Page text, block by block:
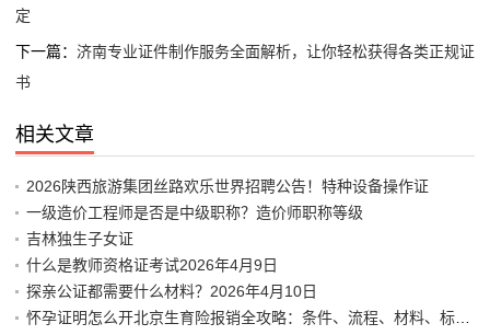
定
下一篇： 济南专业证件制作服务全面解析，让你轻松获得各类正规证
书
相关文章
2026陕西旅游集团丝路欢乐世界招聘公告！特种设备操作证
一级造价工程师是否是中级职称？造价师职称等级
吉林独生子女证
什么是教师资格证考试2026年4月9日
探亲公证都需要什么材料？2026年4月10日